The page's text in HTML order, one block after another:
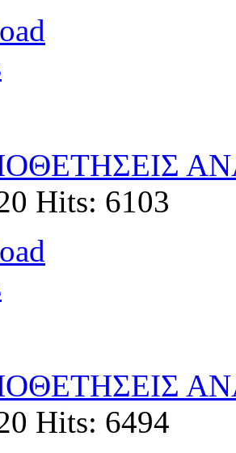
Hits: 6103
Hits: 6494